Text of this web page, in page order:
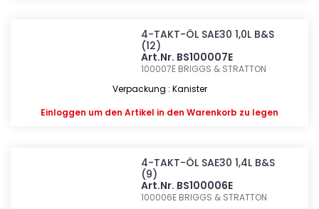
4-TAKT-ÖL SAE30 1,0L B&S
(12)
Art.Nr. BS100007E
100007E BRIGGS & STRATTON
Verpackung : Kanister
Einloggen um den Artikel in den Warenkorb zu legen
4-TAKT-ÖL SAE30 1,4L B&S
(9)
Art.Nr. BS100006E
100006E BRIGGS & STRATTON